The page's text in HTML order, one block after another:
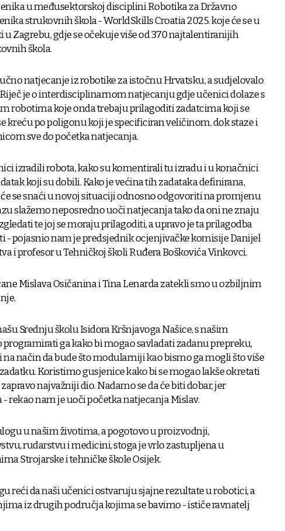
u međusektorskoj disciplini Robotika za Državno
strukovnih škola - WorldSkills Croatia 2025. koje će se u
u Zagrebu, gdje se očekuje više od 370 najtalentiranijih
škola.
natjecanje iz robotike za istočnu Hrvatsku, a sudjelovalo
je o interdisciplinarnom natjecanju gdje učenici dolaze s
robotima koje onda trebaju prilagoditi zadatcima koji se
kreću po poligonu koji je specificiran veličinom, dok staze i
sve do početka natjecanja.
izradili robota, kako su komentirali tu izradu i u konačnici
koji su dobili. Kako je većina tih zadataka definirana,
se snaći u novoj situaciji odnosno odgovoriti na promjenu
slažemo neposredno uoči natjecanja tako da oni ne znaju
te joj se moraju prilagoditi, a upravo je ta prilagodba
- pojasnio nam je predsjednik ocjenjivačke komisije Danijel
i profesor u Tehničkoj školi Ruđera Boškovića Vinkovci.
Mislava Osičanina i Tina Lenarda zatekli smo u ozbiljnim
Srednju školu Isidora Kršnjavoga Našice, s našim
ga kako bi mogao savladati zadanu prepreku,
način da bude što modularniji kao bismo ga mogli što više
Koristimo gusjenice kako bi se mogao lakše okretati
najvažniji dio. Nadamo se da će biti dobar, jer
rekao nam je uoči početka natjecanja Mislav.
u našim životima, a pogotovo u proizvodnji,
rudarstvu i medicini, stoga je vrlo zastupljena u
Strojarske i tehničke škole Osijek.
reći da naši učenici ostvaruju sjajne rezultate u robotici, a
iz drugih područja kojima se bavimo - ističe ravnatelj